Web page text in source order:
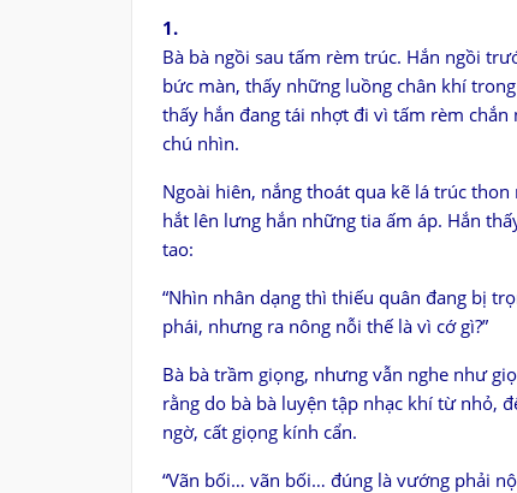
1.
Bà bà ngồi sau tấm rèm trúc. Hắn ngồi
bức màn, thấy những luồng chân khí
thấy hắn đang tái nhợt đi vì tấm rèm chắn
chú nhìn.
Ngoài hiên, nắng thoát qua kẽ lá trúc
hắt lên lưng hắn những tia ấm áp. Hắn
tao:
“Nhìn nhân dạng thì thiếu quân đang bị
phái, nhưng ra nông nỗi thế là vì cớ gì?”
Bà bà trầm giọng, nhưng vẫn nghe như
rằng do bà bà luyện tập nhạc khí từ nhỏ,
ngờ, cất giọng kính cẩn.
“Vãn bối… vãn bối… đúng là vướng phải